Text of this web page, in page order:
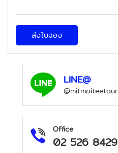
ส่งใบจอง
LINE@
@mitmaiteetour
Office
02 526 8429